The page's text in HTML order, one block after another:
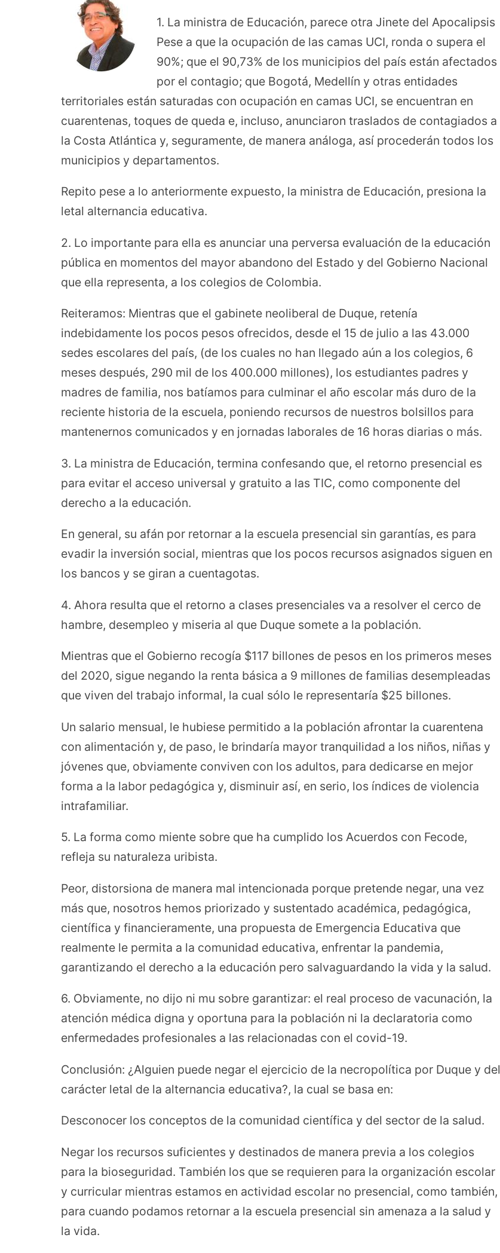
1. La ministra de Educación, parece otra Jinete del Apocalipsis
Pese a que la ocupación de las camas UCI, ronda o supera el
90%; que el 90,73% de los municipios del país están afectados
por el contagio; que Bogotá, Medellín y otras entidades
territoriales están saturadas con ocupación en camas UCI, se encuentran en
cuarentenas, toques de queda e, incluso, anunciaron traslados de contagiados a
la Costa Atlántica y, seguramente, de manera análoga, así procederán todos los
municipios y departamentos.
Repito pese a lo anteriormente expuesto, la ministra de Educación, presiona la
letal alternancia educativa.
2. Lo importante para ella es anunciar una perversa evaluación de la educación
pública en momentos del mayor abandono del Estado y del Gobierno Nacional
que ella representa, a los colegios de Colombia.
Reiteramos: Mientras que el gabinete neoliberal de Duque, retenía
indebidamente los pocos pesos ofrecidos, desde el 15 de julio a las 43.000
sedes escolares del país, (de los cuales no han llegado aún a los colegios, 6
meses después, 290 mil de los 400.000 millones), los estudiantes padres y
madres de familia, nos batíamos para culminar el año escolar más duro de la
reciente historia de la escuela, poniendo recursos de nuestros bolsillos para
mantenernos comunicados y en jornadas laborales de 16 horas diarias o más.
3. La ministra de Educación, termina confesando que, el retorno presencial es
para evitar el acceso universal y gratuito a las TIC, como componente del
derecho a la educación.
En general, su afán por retornar a la escuela presencial sin garantías, es para
evadir la inversión social, mientras que los pocos recursos asignados siguen en
los bancos y se giran a cuentagotas.
4. Ahora resulta que el retorno a clases presenciales va a resolver el cerco de
hambre, desempleo y miseria al que Duque somete a la población.
Mientras que el Gobierno recogía $117 billones de pesos en los primeros meses
del 2020, sigue negando la renta básica a 9 millones de familias desempleadas
que viven del trabajo informal, la cual sólo le representaría $25 billones.
Un salario mensual, le hubiese permitido a la población afrontar la cuarentena
con alimentación y, de paso, le brindaría mayor tranquilidad a los niños, niñas y
jóvenes que, obviamente conviven con los adultos, para dedicarse en mejor
forma a la labor pedagógica y, disminuir así, en serio, los índices de violencia
intrafamiliar.
5. La forma como miente sobre que ha cumplido los Acuerdos con Fecode,
refleja su naturaleza uribista.
Peor, distorsiona de manera mal intencionada porque pretende negar, una vez
más que, nosotros hemos priorizado y sustentado académica, pedagógica,
científica y financieramente, una propuesta de Emergencia Educativa que
realmente le permita a la comunidad educativa, enfrentar la pandemia,
garantizando el derecho a la educación pero salvaguardando la vida y la salud.
6. Obviamente, no dijo ni mu sobre garantizar: el real proceso de vacunación, la
atención médica digna y oportuna para la población ni la declaratoria como
enfermedades profesionales a las relacionadas con el covid-19.
Conclusión: ¿Alguien puede negar el ejercicio de la necropolítica por Duque y del
carácter letal de la alternancia educativa?, la cual se basa en:
Desconocer los conceptos de la comunidad científica y del sector de la salud.
Negar los recursos suficientes y destinados de manera previa a los colegios
para la bioseguridad. También los que se requieren para la organización escolar
y curricular mientras estamos en actividad escolar no presencial, como también,
para cuando podamos retornar a la escuela presencial sin amenaza a la salud y
la vida.